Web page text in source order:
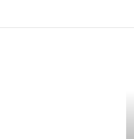
content